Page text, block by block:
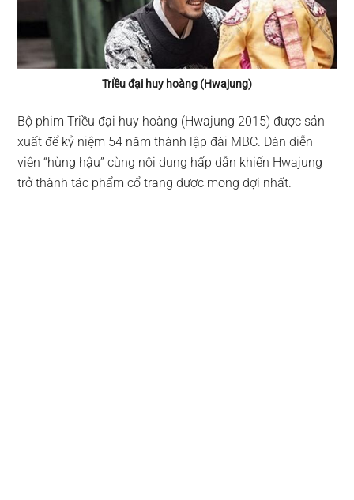
Triều đại huy hoàng (Hwajung)
Bộ phim Triều đại huy hoàng (Hwajung 2015) được sản
xuất để kỷ niệm 54 năm thành lập đài MBC. Dàn diễn
viên “hùng hậu” cùng nội dung hấp dẫn khiến Hwajung
trở thành tác phẩm cổ trang được mong đợi nhất.